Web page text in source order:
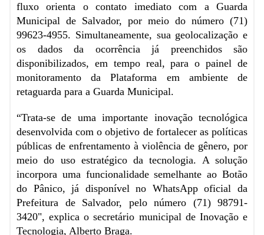
fluxo orienta o contato imediato com a Guarda
Municipal de Salvador, por meio do número (71)
99623-4955. Simultaneamente, sua geolocalização e
os dados da ocorrência já preenchidos são
disponibilizados, em tempo real, para o painel de
monitoramento da Plataforma em ambiente de
retaguarda para a Guarda Municipal.
“Trata-se de uma importante inovação tecnológica
desenvolvida com o objetivo de fortalecer as políticas
públicas de enfrentamento à violência de gênero, por
meio do uso estratégico da tecnologia. A solução
incorpora uma funcionalidade semelhante ao Botão
do Pânico, já disponível no WhatsApp oficial da
Prefeitura de Salvador, pelo número (71) 98791-
3420", explica o secretário municipal de Inovação e
Tecnologia, Alberto Braga.